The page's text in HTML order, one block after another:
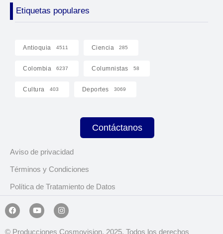
Etiquetas populares
Antioquia 4511 Ciencia 285
Colombia 6237 Columnistas 58
Cultura 403 Deportes 3069
Contáctanos
Aviso de privacidad
Términos y Condiciones
Política de Tratamiento de Datos
© Producciones Cosmovision, 2025. Todos los derechos